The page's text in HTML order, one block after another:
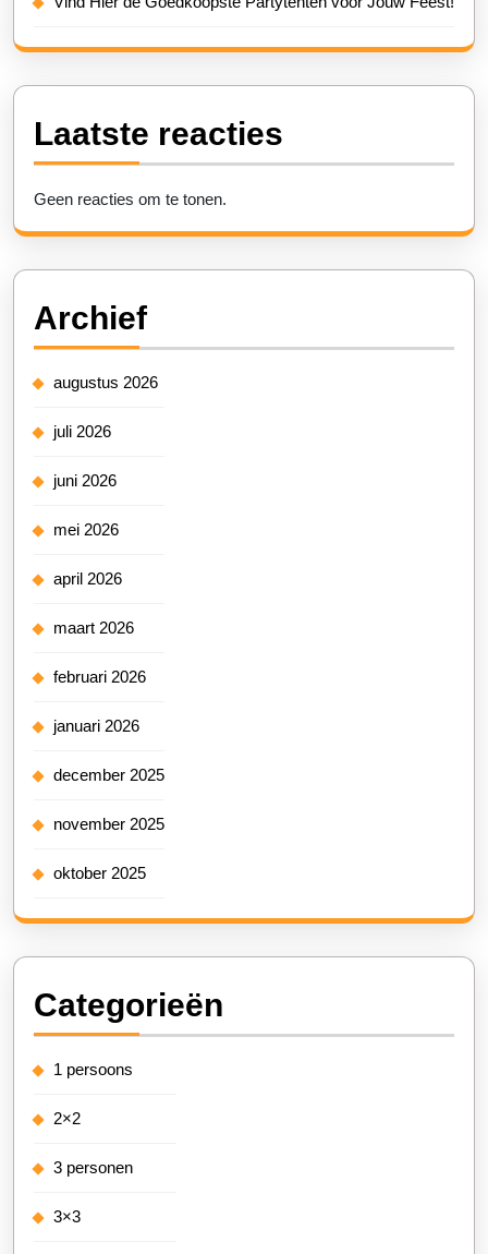
Laatste reacties
Geen reacties om te tonen.
Archief
augustus 2026
juli 2026
juni 2026
mei 2026
april 2026
maart 2026
februari 2026
januari 2026
december 2025
november 2025
oktober 2025
Categorieën
1 persoons
2×2
3 personen
3×3